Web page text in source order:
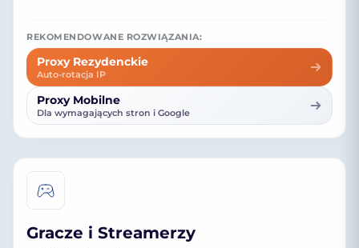
REKOMENDOWANE ROZWIĄZANIA:
Proxy Rezydenckie
Auto-rotacja IP
Proxy Mobilne
Dla wymagających stron i Google
Gracze i Streamerzy